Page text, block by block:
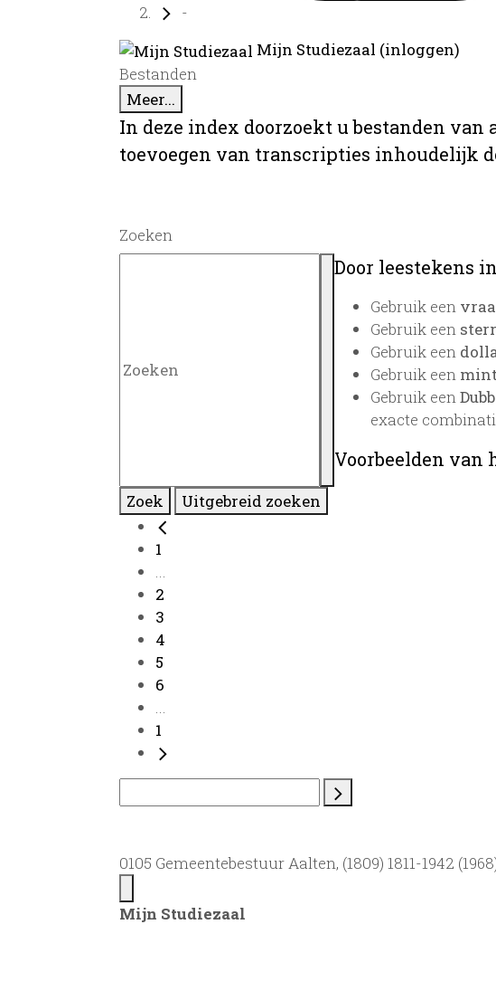
-
Mijn Studiezaal (inloggen)
Bestanden
Meer...
In deze index doorzoekt u bestanden
toevoegen van transcripties inhoudelijk
Zoeken
Door leestekens
Gebruik een
Gebruik een
Gebruik een
Gebruik een
Gebruik een
exacte
Voorbeelden van
Zoek Uitgebreid zoeken
1
...
2
3
4
5
6
...
1
0105 Gemeentebestuur Aalten, (1809) 1811-1942
Mijn Studiezaal